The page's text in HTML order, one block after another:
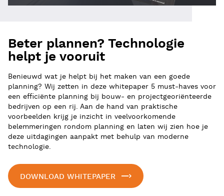
Beter plannen? Technologie
helpt je vooruit
Benieuwd wat je helpt bij het maken van een goede
planning? Wij zetten in deze whitepaper 5 must-haves voor
een efficiënte planning bij bouw- en projectgeoriënteerde
bedrijven op een rij. Aan de hand van praktische
voorbeelden krijg je inzicht in veelvoorkomende
belemmeringen rondom planning en laten wij zien hoe je
deze uitdagingen aanpakt met behulp van moderne
technologie.
DOWNLOAD WHITEPAPER